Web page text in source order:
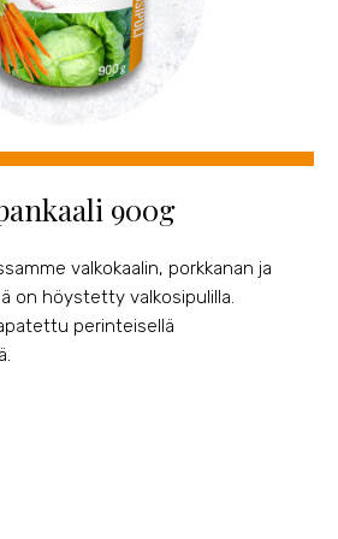
900g
valkokaalin, porkkanan ja
on höystetty valkosipulilla.
perinteisellä